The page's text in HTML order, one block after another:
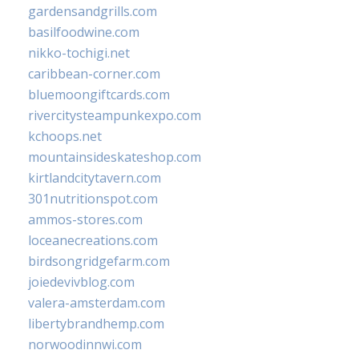
gardensandgrills.com
basilfoodwine.com
nikko-tochigi.net
caribbean-corner.com
bluemoongiftcards.com
rivercitysteampunkexpo.com
kchoops.net
mountainsideskateshop.com
kirtlandcitytavern.com
301nutritionspot.com
ammos-stores.com
loceanecreations.com
birdsongridgefarm.com
joiedevivblog.com
valera-amsterdam.com
libertybrandhemp.com
norwoodinnwi.com